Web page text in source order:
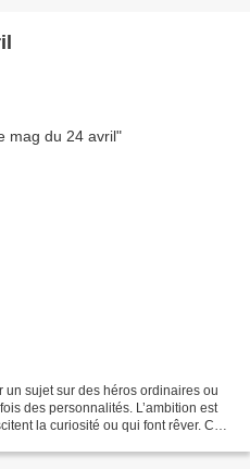
un sujet sur des héros ordinaires ou
des personnalités. L’ambition est
la curiosité ou qui font rêver. Ce